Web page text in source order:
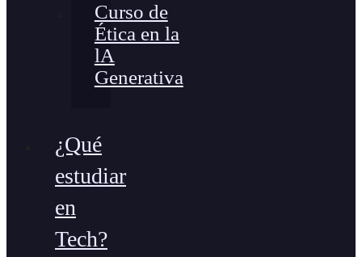
Curso de
Ética en la
lA
Generativa
¿Qué
estudiar
en
Tech?